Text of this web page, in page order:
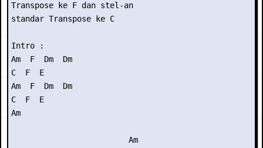
Transpose ke F dan stel-an
standar Transpose ke C
Intro :
Am  F  Dm  Dm
C  F  E
Am  F  Dm  Dm
C  F  E
Am
                         Am